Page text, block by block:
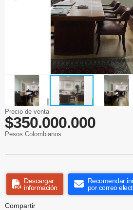
Precio de venta
$350.000.000
Pesos Colombianos
Descargar
información
Recomendar
por correo
Compartir